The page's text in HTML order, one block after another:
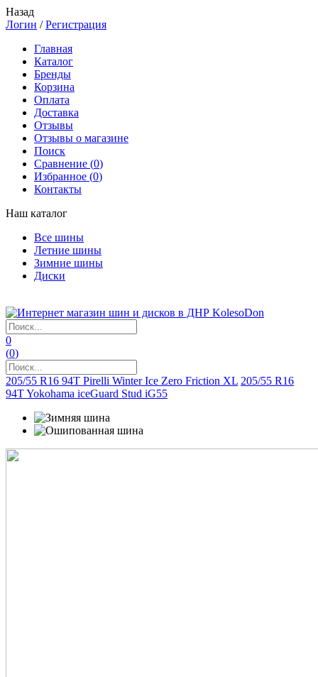
Назад
Логин /Регистрация
Главная
Каталог
Бренды
Корзина
Оплата
Доставка
Отзывы
Отзывы о магазине
Поиск
Сравнение (0)
Избранное (0)
Контакты
Наш каталог
Все шины
Летние шины
Зимние шины
Диски
0
(0)
205/55 R16 94T Pirelli Winter Ice Zero Friction XL 205/55 R16
94T Yokohama iceGuard Stud iG55